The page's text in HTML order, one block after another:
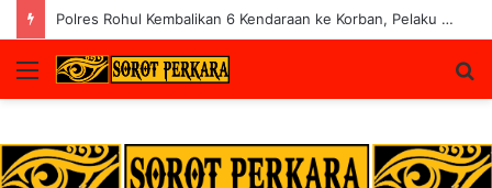
Lapas Pasir Pangaraian Bantah Isu Price Fixing, Tegaskan Semua Layanan Gratis
Menu